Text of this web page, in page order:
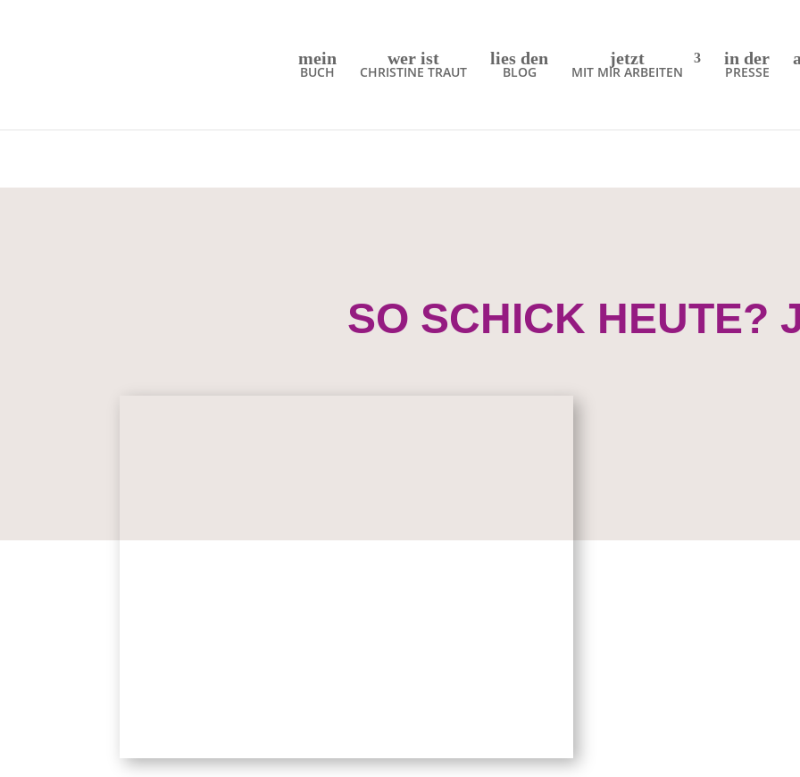
mein
BUCH
wer ist
CHRISTINE TRAUT
lies den
BLOG
jetzt
MIT MIR ARBEITEN
in der
PRESSE
SO SCHICK HEUTE?